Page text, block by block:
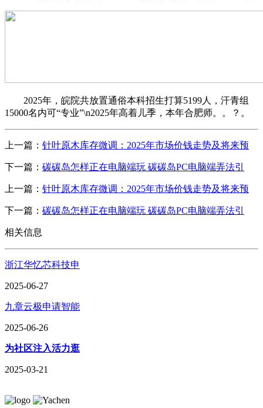
2025年，皖院共放置通俗本科招生打算5199人，汗青组
15000名内可“专业”\n2025年高着儿季，本年合肥师。。？。
上一篇： 针叶原木库存微调：2025年市场价钱走势及将来预
下一篇： 碳碳岛怎样正在电脑端玩 碳碳岛PC电脑端弄法引
上一篇： 针叶原木库存微调：2025年市场价钱走势及将来预
下一篇： 碳碳岛怎样正在电脑端玩 碳碳岛PC电脑端弄法引
相关信息
浙江华忆芯科技申
2025-06-27
九章云极申请智能
2025-06-26
为社区注入活力逛
2025-03-21